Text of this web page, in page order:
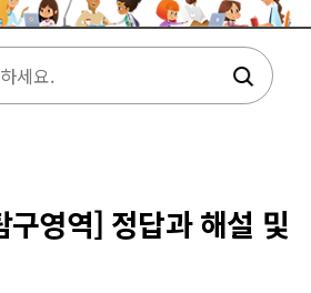
영역] 정답과 해설 및